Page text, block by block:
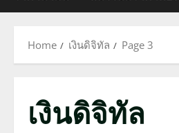
Home เงินดิจิทัล Page 3
เงินดิจิทัล